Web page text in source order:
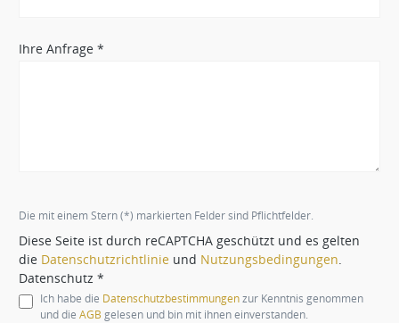
Ihre Anfrage *
Die mit einem Stern (*) markierten Felder sind Pflichtfelder.
Diese Seite ist durch reCAPTCHA geschützt und es gelten
die Datenschutzrichtlinie und Nutzungsbedingungen.
Datenschutz *
Ich habe die Datenschutzbestimmungenzur Kenntnis genommen
und die AGB gelesen und bin mit ihnen einverstanden.